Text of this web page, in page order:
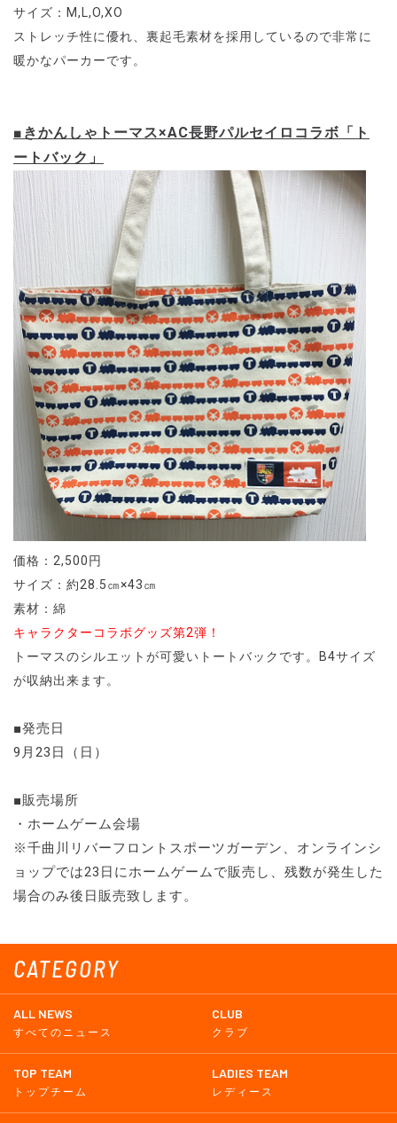
CATEGORY
ALL NEWS
すべてのニュース
CLUB
クラブ
TOP TEAM
トップチーム
LADIES TEAM
レディース
サイズ：M,L,O,XO
ストレッチ性に優れ、裏起毛素材を採用しているので非常に
暖かなパーカーです。
■きかんしゃトーマス×AC長野パルセイロコラボ「ト
ートバック」
価格：2,500円
サイズ：約28.5㎝×43㎝
素材：綿
キャラクターコラボグッズ第2弾！
トーマスのシルエットが可愛いトートバックです。B4サイズ
が収納出来ます。
■発売日
9月23日（日）
■販売場所
・ホームゲーム会場
※千曲川リバーフロントスポーツガーデン、オンラインシ
ョップでは23日にホームゲームで販売し、残数が発生した
場合のみ後日販売致します。